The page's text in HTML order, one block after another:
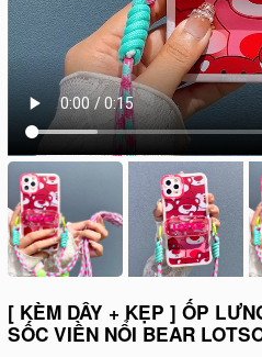
[ KÈM DÂY + KẸP ] ỐP
SỐC VIỀN NỔI BEAR